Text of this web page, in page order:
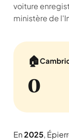
voiture
ministère de
🏠
0
En2025,